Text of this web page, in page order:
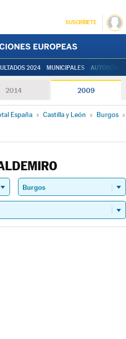
SUSCRÍBETE
2024 MUNICIPALES
2014 2009
España » Castilla y León » Burgos »